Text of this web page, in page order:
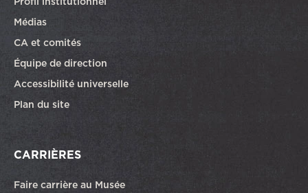
Médias
CA et comités
Équipe de direction
Accessibilité universelle
Plan du site
CARRIÈRES
Faire carrière au Musée